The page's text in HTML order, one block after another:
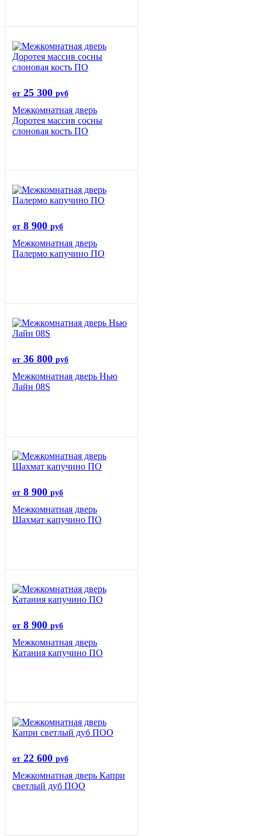
от 25 300 руб
Межкомнатная дверь
Доротея массив сосны
слоновая кость ПО
от 8 900 руб
Межкомнатная дверь
Палермо капучино ПО
от 36 800 руб
Межкомнатная дверь Нью
Лайн 08S
от 8 900 руб
Межкомнатная дверь
Шахмат капучино ПО
от 8 900 руб
Межкомнатная дверь
Катания капучино ПО
от 22 600 руб
Межкомнатная дверь Капри
светлый дуб ПОО